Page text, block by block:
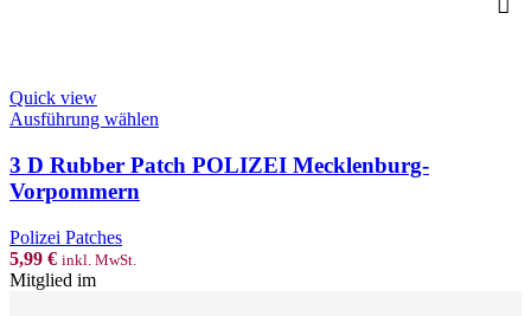
Quick view
Ausführung wählen
has
multiple
3 D Rubber Patch POLIZEI Mecklenburg-
Vorpommern
Polizei Patches
5,99 € inkl. MwSt.
Mitglied im